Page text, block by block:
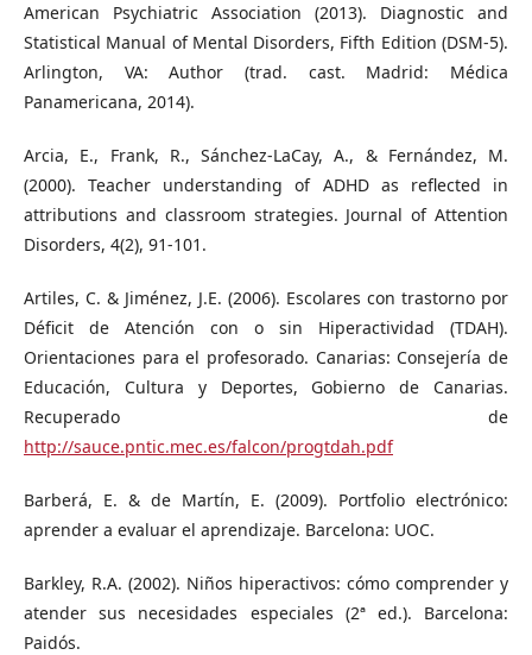
American Psychiatric Association (2013). Diagnostic and
Statistical Manual of Mental Disorders, Fifth Edition (DSM-5).
Arlington, VA: Author (trad. cast. Madrid: Médica
Panamericana, 2014).
Arcia, E., Frank, R., Sánchez-LaCay, A., & Fernández, M.
(2000). Teacher understanding of ADHD as reflected in
attributions and classroom strategies. Journal of Attention
Disorders, 4(2), 91-101.
Artiles, C. & Jiménez, J.E. (2006). Escolares con trastorno por
Déficit de Atención con o sin Hiperactividad (TDAH).
Orientaciones para el profesorado. Canarias: Consejería de
Educación, Cultura y Deportes, Gobierno de Canarias.
Recuperado de
http://sauce.pntic.mec.es/falcon/progtdah.pdf
Barberá, E. & de Martín, E. (2009). Portfolio electrónico:
aprender a evaluar el aprendizaje. Barcelona: UOC.
Barkley, R.A. (2002). Niños hiperactivos: cómo comprender y
atender sus necesidades especiales (2ª ed.). Barcelona:
Paidós.